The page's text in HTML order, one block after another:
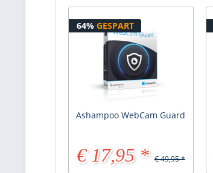
64% GESPART
Ashampoo WebCam Guard
€ 17,95 * € 49,95 *